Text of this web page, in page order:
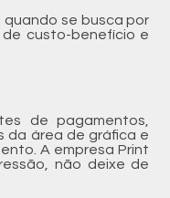
se busca por
custo-benefício e
de pagamentos,
da área de gráfica e
A empresa Print
não deixe de